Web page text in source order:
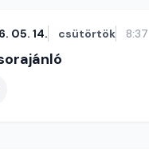
05. 14. csütörtök 8:37